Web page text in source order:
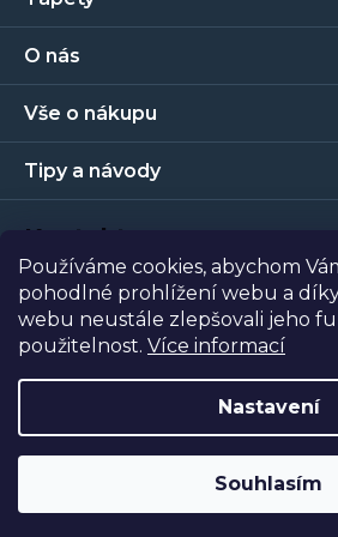
Používáme cookies, abychom
pohodlné prohlížení webu a
webu neustále zlepšovali jeho
použitelnost. Více informací
Nastavení
Souhlasím
a
í
O nás
Vše o nákupu
Tipy a návody
Kontakt
Prodejna
Vytvořil Shoptet|
Copyright 2026Tapety Metro
vyhrazena.
Odstoupit od smlouvy